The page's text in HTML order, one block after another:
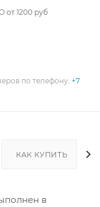
от 1200 руб
по телефону: +7
КАК КУПИТЬ
в